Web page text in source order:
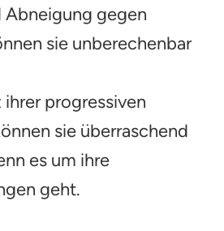
Abneigung gegen
sie unberechenbar
ihrer progressiven
sie überraschend
es um ihre
geht.